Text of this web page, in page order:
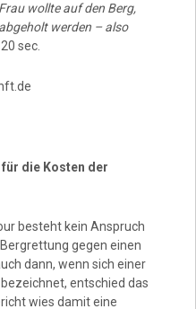
wollte auf den Berg,
werden – also
sec.
die Kosten der
besteht kein Anspruch
gegen einen
dann, wenn sich einer
entschied das
wies damit eine